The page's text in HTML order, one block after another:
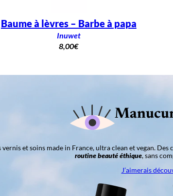
Baume à lèvres – Barbe à papa
Inuwet
8,00€
vernis et soins made in France, ultra clean et vegan.
routine beauté éthique, sans
J’aimerais